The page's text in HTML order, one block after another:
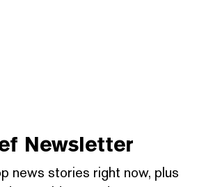
Newsletter
news stories right now, plus